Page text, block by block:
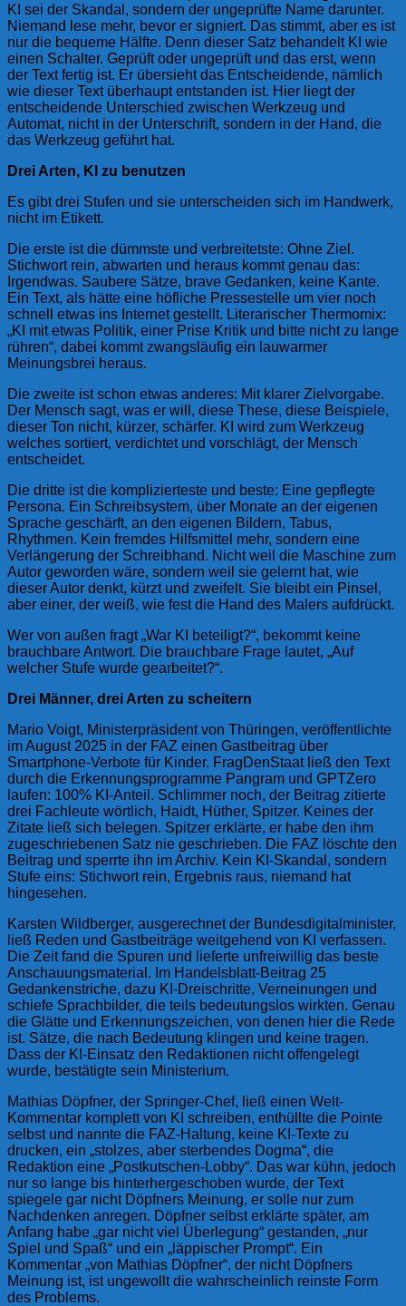
KI sei der Skandal, sondern der ungeprüfte Name darunter.
Niemand lese mehr, bevor er signiert. Das stimmt, aber es ist
nur die bequeme Hälfte. Denn dieser Satz behandelt KI wie
einen Schalter. Geprüft oder ungeprüft und das erst, wenn
der Text fertig ist. Er übersieht das Entscheidende, nämlich
wie dieser Text überhaupt entstanden ist. Hier liegt der
entscheidende Unterschied zwischen Werkzeug und
Automat, nicht in der Unterschrift, sondern in der Hand, die
das Werkzeug geführt hat.
Drei Arten, KI zu benutzen
Es gibt drei Stufen und sie unterscheiden sich im Handwerk,
nicht im Etikett.
Die erste ist die dümmste und verbreitetste: Ohne Ziel.
Stichwort rein, abwarten und heraus kommt genau das:
Irgendwas. Saubere Sätze, brave Gedanken, keine Kante.
Ein Text, als hätte eine höfliche Pressestelle um vier noch
schnell etwas ins Internet gestellt. Literarischer Thermomix:
„KI mit etwas Politik, einer Prise Kritik und bitte nicht zu lange
rühren“, dabei kommt zwangsläufig ein lauwarmer
Meinungsbrei heraus.
Die zweite ist schon etwas anderes: Mit klarer Zielvorgabe.
Der Mensch sagt, was er will, diese These, diese Beispiele,
dieser Ton nicht, kürzer, schärfer. KI wird zum Werkzeug
welches sortiert, verdichtet und vorschlägt, der Mensch
entscheidet.
Die dritte ist die komplizierteste und beste: Eine gepflegte
Persona. Ein Schreibsystem, über Monate an der eigenen
Sprache geschärft, an den eigenen Bildern, Tabus,
Rhythmen. Kein fremdes Hilfsmittel mehr, sondern eine
Verlängerung der Schreibhand. Nicht weil die Maschine zum
Autor geworden wäre, sondern weil sie gelernt hat, wie
dieser Autor denkt, kürzt und zweifelt. Sie bleibt ein Pinsel,
aber einer, der weiß, wie fest die Hand des Malers aufdrückt.
Wer von außen fragt „War KI beteiligt?“, bekommt keine
brauchbare Antwort. Die brauchbare Frage lautet, „Auf
welcher Stufe wurde gearbeitet?“.
Drei Männer, drei Arten zu scheitern
Mario Voigt, Ministerpräsident von Thüringen, veröffentlichte
im August 2025 in der FAZ einen Gastbeitrag über
Smartphone-Verbote für Kinder. FragDenStaat ließ den Text
durch die Erkennungsprogramme Pangram und GPTZero
laufen: 100% KI-Anteil. Schlimmer noch, der Beitrag zitierte
drei Fachleute wörtlich, Haidt, Hüther, Spitzer. Keines der
Zitate ließ sich belegen. Spitzer erklärte, er habe den ihm
zugeschriebenen Satz nie geschrieben. Die FAZ löschte den
Beitrag und sperrte ihn im Archiv. Kein KI-Skandal, sondern
Stufe eins: Stichwort rein, Ergebnis raus, niemand hat
hingesehen.
Karsten Wildberger, ausgerechnet der Bundesdigitalminister,
ließ Reden und Gastbeiträge weitgehend von KI verfassen.
Die Zeit fand die Spuren und lieferte unfreiwillig das beste
Anschauungsmaterial. Im Handelsblatt-Beitrag 25
Gedankenstriche, dazu KI-Dreischritte, Verneinungen und
schiefe Sprachbilder, die teils bedeutungslos wirkten. Genau
die Glätte und Erkennungszeichen, von denen hier die Rede
ist. Sätze, die nach Bedeutung klingen und keine tragen.
Dass der KI-Einsatz den Redaktionen nicht offengelegt
wurde, bestätigte sein Ministerium.
Mathias Döpfner, der Springer-Chef, ließ einen Welt-
Kommentar komplett von KI schreiben, enthüllte die Pointe
selbst und nannte die FAZ-Haltung, keine KI-Texte zu
drucken, ein „stolzes, aber sterbendes Dogma“, die
Redaktion eine „Postkutschen-Lobby“. Das war kühn, jedoch
nur so lange bis hinterhergeschoben wurde, der Text
spiegele gar nicht Döpfners Meinung, er solle nur zum
Nachdenken anregen. Döpfner selbst erklärte später, am
Anfang habe „gar nicht viel Überlegung“ gestanden, „nur
Spiel und Spaß“ und ein „läppischer Prompt“. Ein
Kommentar „von Mathias Döpfner“, der nicht Döpfners
Meinung ist, ist ungewollt die wahrscheinlich reinste Form
des Problems.